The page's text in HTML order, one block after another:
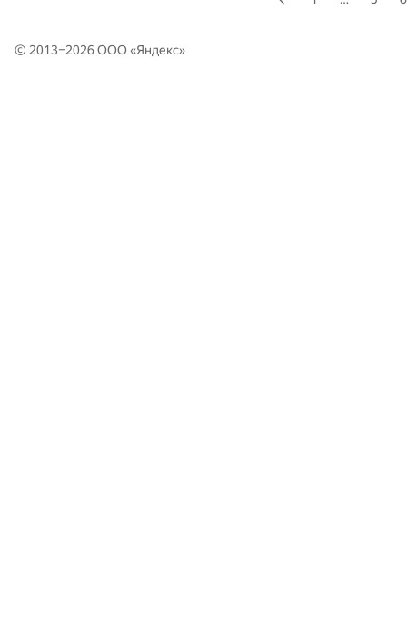
© 2013–2026 ООО «Яндекс»